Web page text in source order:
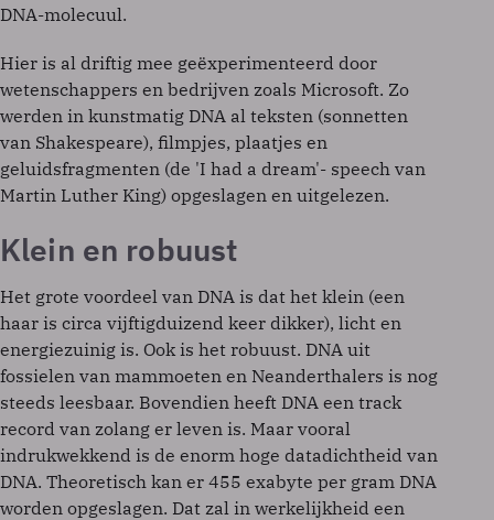
DNA-molecuul.
Hier is al driftig mee geëxperimenteerd door
wetenschappers en bedrijven zoals Microsoft. Zo
werden in kunstmatig DNA al teksten (sonnetten
van Shakespeare), filmpjes, plaatjes en
geluidsfragmenten (de 'I had a dream'- speech van
Martin Luther King) opgeslagen en uitgelezen.
Klein en robuust
Het grote voordeel van DNA is dat het klein (een
haar is circa vijftigduizend keer dikker), licht en
energiezuinig is. Ook is het robuust. DNA uit
fossielen van mammoeten en Neanderthalers is nog
steeds leesbaar. Bovendien heeft DNA een track
record van zolang er leven is. Maar vooral
indrukwekkend is de enorm hoge datadichtheid van
DNA. Theoretisch kan er 455 exabyte per gram DNA
worden opgeslagen. Dat zal in werkelijkheid een